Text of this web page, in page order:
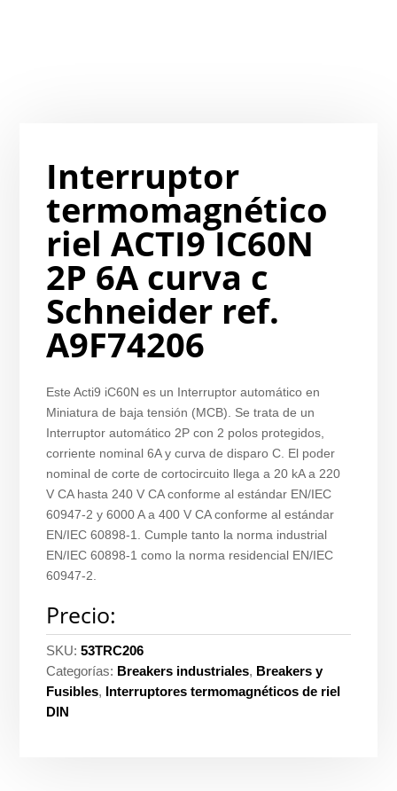
Interruptor
termomagnético
riel ACTI9 IC60N
2P 6A curva c
Schneider ref.
A9F74206
Este Acti9 iC60N es un Interruptor automático en
Miniatura de baja tensión (MCB). Se trata de un
Interruptor automático 2P con 2 polos protegidos,
corriente nominal 6A y curva de disparo C. El poder
nominal de corte de cortocircuito llega a 20 kA a 220
V CA hasta 240 V CA conforme al estándar EN/IEC
60947-2 y 6000 A a 400 V CA conforme al estándar
EN/IEC 60898-1. Cumple tanto la norma industrial
EN/IEC 60898-1 como la norma residencial EN/IEC
60947-2.
Precio:
SKU:53TRC206
Categorías: Breakers industriales, Breakers y
Fusibles, Interruptores termomagnéticos de riel
DIN